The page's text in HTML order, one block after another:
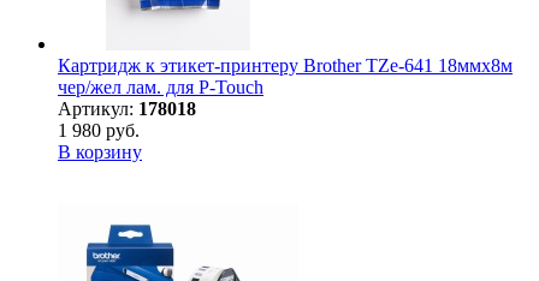
Картридж к этикет-принтеру Brother TZe-641 18ммх8м
чер/жел лам. для P-Touch
Артикул: 178018
1 980 руб.
В корзину